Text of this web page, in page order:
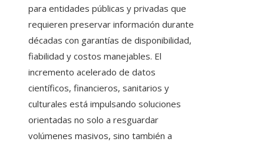
para entidades públicas y privadas que
requieren preservar información durante
décadas con garantías de disponibilidad,
fiabilidad y costos manejables. El
incremento acelerado de datos
científicos, financieros, sanitarios y
culturales está impulsando soluciones
orientadas no solo a resguardar
volúmenes masivos, sino también a